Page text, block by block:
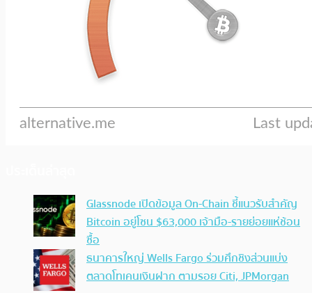
Glassnode เปิดข้อมูล On-Chain ชี้แนวรับสำคัญ
Bitcoin อยู่โซน $63,000 เจ้ามือ-รายย่อยแห่ช้อน
ซื้อ
ธนาคารใหญ่ Wells Fargo ร่วมศึกชิงส่วนแบ่ง
ตลาดโทเคนเงินฝาก ตามรอย Citi, JPMorgan